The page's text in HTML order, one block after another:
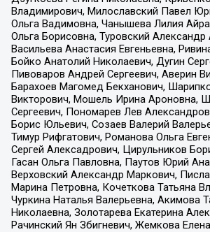
Владимирович, Милославский Павел
Ольга Вадимовна, Чанышева Лилия
Ольга Борисовна, Туровский Александр
Васильева Анастасия Евгеньевна,
Бойко Анатолий Николаевич, Дугин
Пивоваров Андрей Сергеевич, Аверин
Барахоев Магомед Бекханович,
Викторович, Мошель Ирина Ароновна,
Сергеевич, Пономарев Лев
Борис Юльевич, Созаев Валерий
Тимур Рифгатович, Романова Ольга
Сергей Алексадрович, Цирульников
Гасан Ольга Павловна, Паутов Юрий
Верховский Александр Маркович,
Марина Петровна, Кочеткова Татьяна
Чуркина Наталья Валерьевна, Акимова
Николаевна, Золотарева Екатерина
Рачинский Ян Збигневич, Жемкова